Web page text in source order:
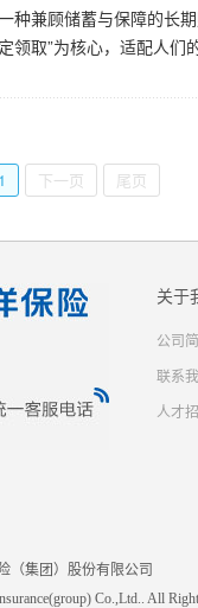
种兼顾储蓄与保障的长
领取”为核心，适配人
1 下一页 尾页
关于
公司
联系我
人才
（集团）股份有限公司
Co.,Ltd.. All